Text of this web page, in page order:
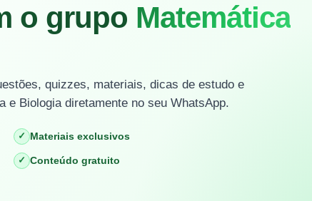
o grupo Matemática
quizzes, materiais, dicas de estudo e
Biologia diretamente no seu WhatsApp.
✓ Materiais exclusivos
✓ Conteúdo gratuito